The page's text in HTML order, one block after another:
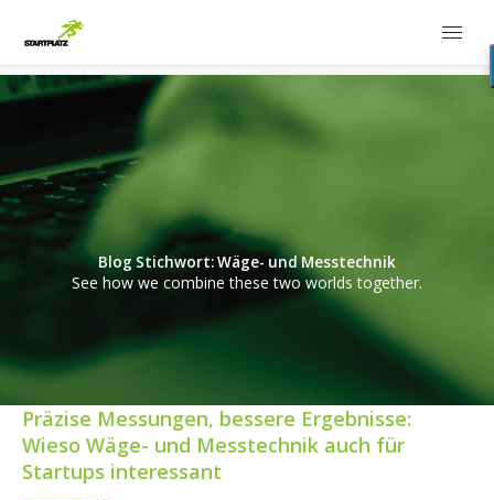
Blog Stichwort: Wäge- und Messtechnik
See how we combine these two worlds together.
Präzise Messungen, bessere Ergebnisse:
Wieso Wäge- und Messtechnik auch für
Startups interessant